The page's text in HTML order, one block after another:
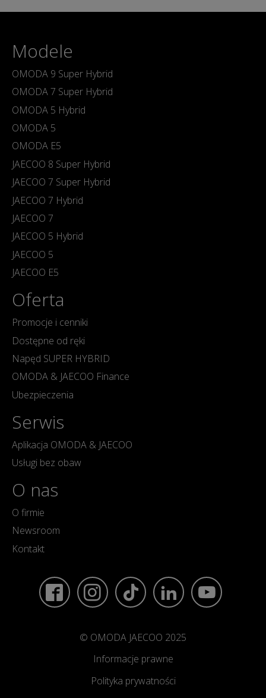
Modele
OMODA 9 Super Hybrid
OMODA 7 Super Hybrid
OMODA 5 Hybrid
OMODA 5
OMODA E5
JAECOO 8 Super Hybrid
JAECOO 7 Super Hybrid
JAECOO 7 Hybrid
JAECOO 7
JAECOO 5 Hybrid
JAECOO 5
JAECOO E5
Oferta
Promocje i cenniki
Dostępne od ręki
Napęd SUPER HYBRID
OMODA & JAECOO Finance
Ubezpieczenia
Serwis
Aplikacja OMODA & JAECOO
Usługi bez obaw
O nas
O firmie
Newsroom
Kontakt
© OMODA JAECOO 2025
Informacje prawne
Polityka prywatności